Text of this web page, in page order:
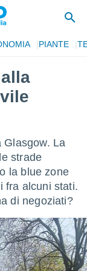
PIANTE
Glasgow. La
strade
la blue zone
fra alcuni stati.
di negoziati?